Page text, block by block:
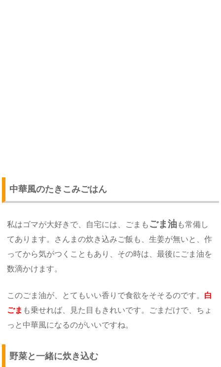
中華風のたきこみごはん
私はゴマが大好きで、自宅には、ごまも ごま油も常備し
てあります。さんまの炊き込みご飯も、生姜が無いと、作
ってから気がつくこともあり、その時は、最後にごま油を
数滴かけます。
このごま油が、とてもいい香りで食欲をそそるのです。 白
ごま も乗せれば、見た目もきれいです。ごまだけで、ちょ
っと中華風になるのがいいですね。
野菜と一緒に炊き込む